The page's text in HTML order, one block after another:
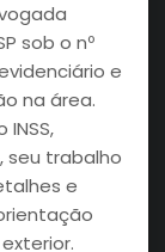
sob o nº
e
na área.
trabalho
e